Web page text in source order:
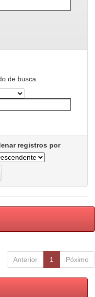
de busca.
registros por
Anterior 1 Póximo